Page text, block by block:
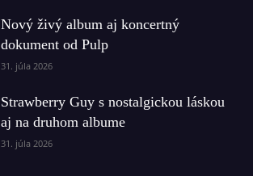
Nový živý album aj koncertný
dokument od Pulp
31. júla 2026
Strawberry Guy s nostalgickou láskou
aj na druhom albume
31. júla 2026